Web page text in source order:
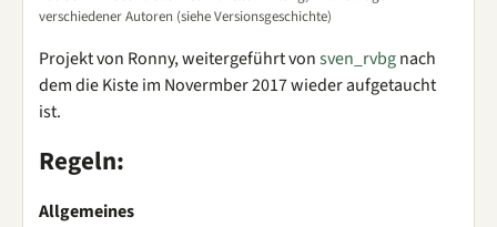
verschiedener Autoren (siehe Versionsgeschichte)
Projekt von Ronny, weitergeführt vonsven_rvbgnach
dem die Kiste im Novermber 2017 wieder aufgetaucht
ist.
Regeln:
Allgemeines